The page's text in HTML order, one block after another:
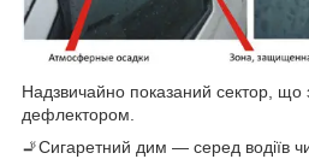
Надзвичайно показаний сектор, що
дефлектором.
🚬Сигаретний дим — серед водіїв